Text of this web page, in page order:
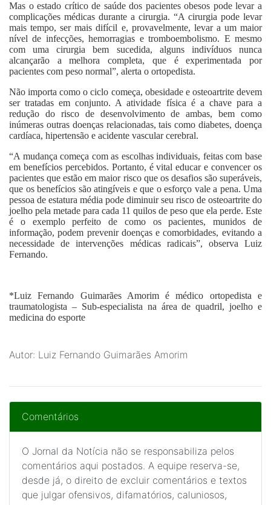
Mas o estado crítico de saúde dos pacientes obesos pode levar a
complicações médicas durante a cirurgia. “A cirurgia pode levar
mais tempo, ser mais difícil e, provavelmente, levar a um maior
nível de infecções, hemorragias e tromboembolismo. E mesmo
com uma cirurgia bem sucedida, alguns indivíduos nunca
alcançarão a melhora completa, que é experimentada por
pacientes com peso normal”, alerta o ortopedista.
Não importa como o ciclo começa, obesidade e osteoartrite devem
ser tratadas em conjunto. A atividade física é a chave para a
redução do risco de desenvolvimento de ambas, bem como
inúmeras outras doenças relacionadas, tais como diabetes, doença
cardíaca, hipertensão e acidente vascular cerebral.
“A mudança começa com as escolhas individuais, feitas com base
em benefícios percebidos. Portanto, é vital educar e convencer os
pacientes que estão em maior risco que os desafios são superáveis,
que os benefícios são atingíveis e que o esforço vale a pena. Uma
pessoa de estatura média pode diminuir seu risco de osteoartrite do
joelho pela metade para cada 11 quilos de peso que ela perde. Este
é o exemplo perfeito de como os pacientes, munidos de
informação, podem prevenir doenças e comorbidades, evitando a
necessidade de intervenções médicas radicais”, observa Luiz
Fernando.
*Luiz Fernando Guimarães Amorimé médico ortopedista e
traumatologista – Sub-especialista na área de quadril, joelho e
medicina do esporte
Autor: Luiz Fernando Guimarães Amorim
Comentários
O Jornal da Notícia não se responsabiliza pelos
comentários aqui postados. A equipe reserva-se,
desde já, o direito de excluir comentários e textos
que julgar ofensivos, difamatórios, caluniosos,